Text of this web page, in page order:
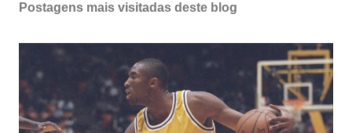
Postagens mais visitadas deste blog